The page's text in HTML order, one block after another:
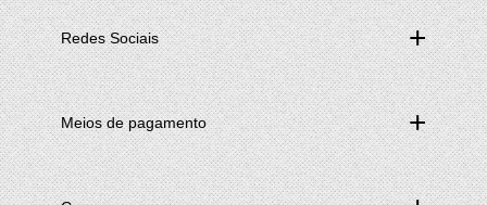
Redes Sociais
Meios de pagamento